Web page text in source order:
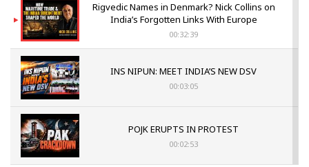
Rigvedic Names in Denmark? Nick Collins on
India’s Forgotten Links With Europe
00:32:39
INS NIPUN: MEET INDIA’S NEW DSV
00:03:05
POJK ERUPTS IN PROTEST
00:02:53